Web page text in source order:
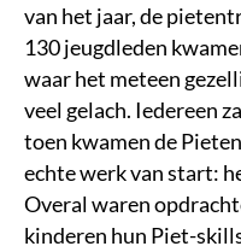
van het jaar, de
130 jeugdleden
waar het meteen
veel gelach. Iedereen
toen kwamen de
echte werk van start:
Overal waren
kinderen hun Piet-